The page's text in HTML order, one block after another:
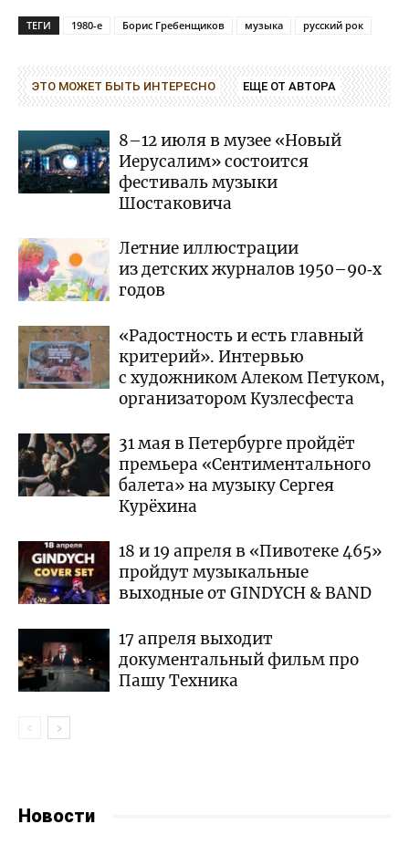
ТЕГИ 1980-е Борис Гребенщиков музыка русский рок
ЭТО МОЖЕТ БЫТЬ ИНТЕРЕСНО ЕЩЕ ОТ АВТОРА
8–12 июля в музее «Новый
Иерусалим» состоится
фестиваль музыки
Шостаковича
Летние иллюстрации
из детских журналов 1950–90‑х
годов
«Радостность и есть главный
критерий». Интервью
с художником Алеком Петуком,
организатором Кузлесфеста
31 мая в Петербурге пройдёт
премьера «Сентиментального
балета» на музыку Сергея
Курёхина
18 и 19 апреля в «Пивотеке 465»
пройдут музыкальные
выходные от GINDYCH & BAND
17 апреля выходит
документальный фильм про
Пашу Техника
Новости